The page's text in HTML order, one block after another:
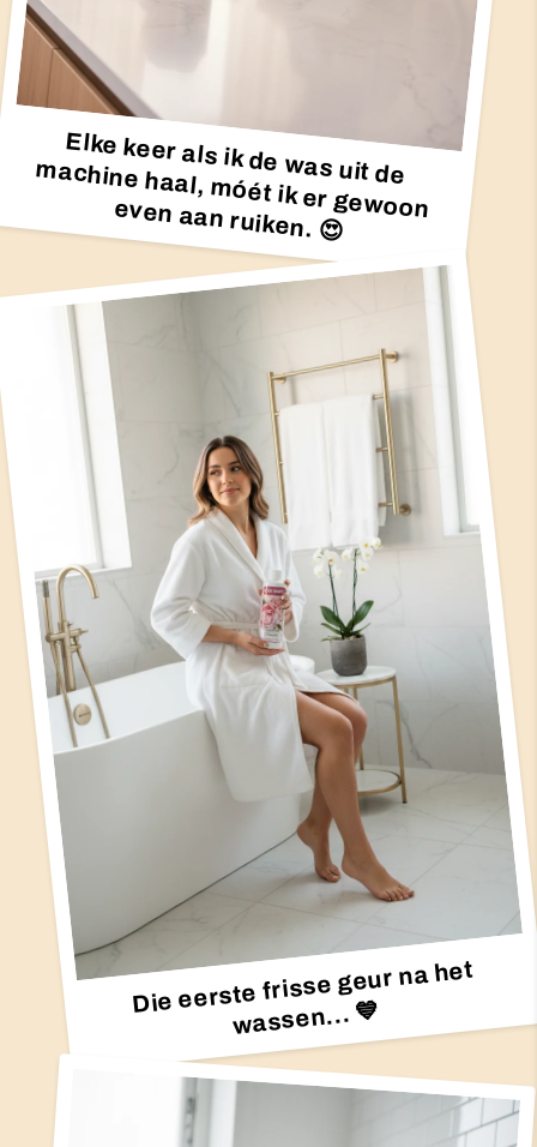
Elke keer als ik de was uit de
machine haal, móét ik er gewoon even aan ruiken. 😍
Die eerste frisse geur na het
wassen...
💙